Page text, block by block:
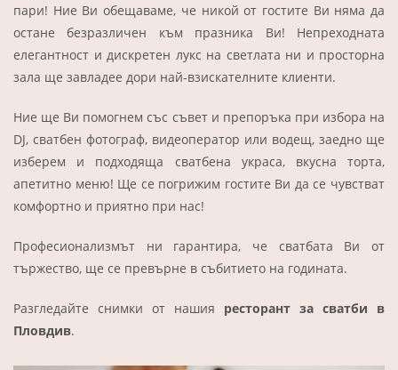
пари! Ние Виобещaваме, че никой от гостите Ви няма да
остане безразличен към празника Ви! Непреходната
елегантност и дискретен лукс на светлата ни и просторна
зала ще завладее дори най-взискателните клиенти.
Ние ще Ви помогнем със съвет и препоръка при избора на
DJ, сватбен фотограф, видеоператор или водещ, заедно ще
изберем и подходяща сватбена украса, вкусна торта,
апетитно меню! Ще се погрижим гостите Ви да се чувстват
комфортно и приятно при нас!
Професионализмът ни гарантира, че сватбата Ви от
тържество, ще се превърне в събитието на годината.
Разгледайте снимки от нашия ресторант за сватби в
Пловдив.